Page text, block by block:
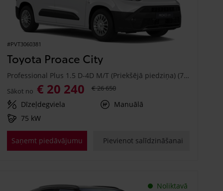
#PVT3060381
Toyota Proace City
Professional Plus 1.5 D-4D M/T (Priekšējā piedziņa) (75 kW)
Sākot no € 20 240 € 26 650
Dīzeļdegviela
Manuālā
75 kW
Saņemt piedāvājumu Pievienot salīdzināšanai
Noliktavā